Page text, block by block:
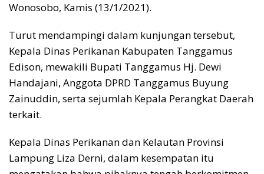
Wonosobo, Kamis (13/1/2021).
Turut mendampingi dalam kunjungan tersebut,
Kepala Dinas Perikanan Kabupaten Tanggamus
Edison, mewakili Bupati Tanggamus Hj. Dewi
Handajani, Anggota DPRD Tanggamus Buyung
Zainuddin, serta sejumlah Kepala Perangkat Daerah
terkait.
Kepala Dinas Perikanan dan Kelautan Provinsi
Lampung Liza Derni, dalam kesempatan itu